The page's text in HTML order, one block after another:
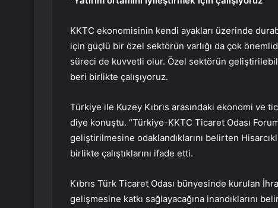
KKTC ekonomisinin kendi ayakları üzerinde
için güçlü bir özel sektörün varlığı da çok
süreci de kuvvetli olur. Özel sektörün
beri birlikte çalışıyoruz.
Türkiye ile Kuzey Kıbrıs arasındaki ekonomi
diye konuştu. “Türkiye-KKTC Ticaret Odası
geliştirilmesine odaklandıklarını belirten
birlikte çalıştıklarını ifade etti.
Kıbrıs Türk Ticaret Odası bünyesinde kurulan
gelişmesine katkı sağlayacağına inandıklarını